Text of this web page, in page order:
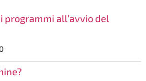
programmi all’avvio del